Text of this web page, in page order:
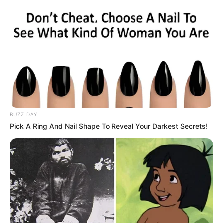
Cependant, le niveau de l’opposition rend sa mission
particulièrement délicate dans ce contexte. Ainsi, il devra
POWERBALL N° CHANCE
BUZZ DAY
Pick A Ring And Nail Shape To Reveal Your Darkest Secrets!